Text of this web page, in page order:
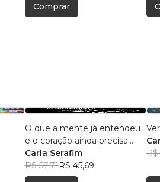
Comprar
O que a mente já entendeu
e o coração ainda precisa
aceitar
Carla Serafim
R$ 57,71R$ 45,69
R$